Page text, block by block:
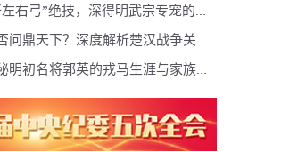
右弓”绝技，深得明武宗专宠的权
问鼎天下？深度解析楚汉战争关键
明初名将郭英的戎马生涯与家族荣